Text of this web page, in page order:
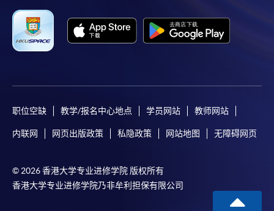
职位空缺 教学/报名中心地点 学员网站 教师网站
内联网 网页出版政策 私隐政策 网站地图 无障碍网页
© 2026 香港大学专业进修学院 版权所有
香港大学专业进修学院乃非牟利担保有限公司